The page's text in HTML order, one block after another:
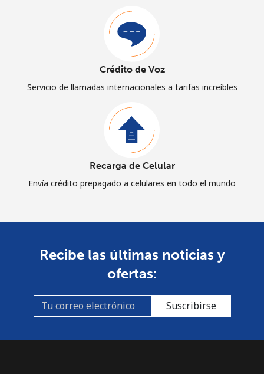
Crédito de Voz
Servicio de llamadas internacionales a tarifas increíbles
Recarga de Celular
Envía crédito prepagado a celulares en todo el mundo
Recibe las últimas noticias y
ofertas:
Suscribirse